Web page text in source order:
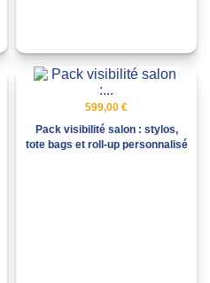
599,00 €
Pack visibilité salon : stylos,
tote bags et roll-up personnalisé